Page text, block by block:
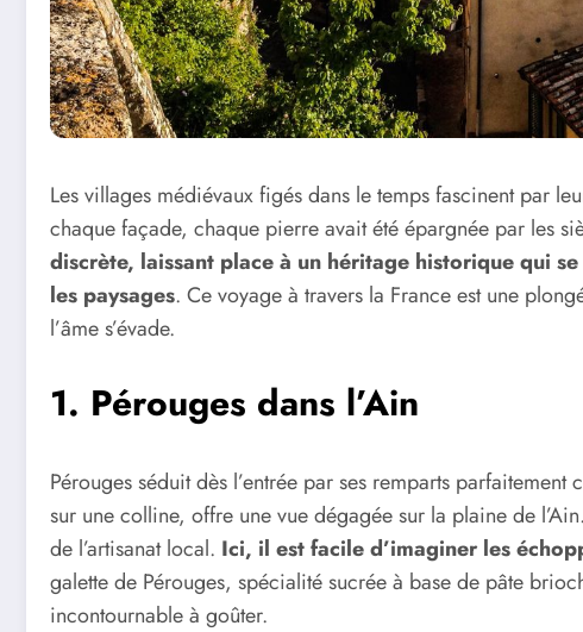
Les villages médiévaux figés dans le temps fascinent par
chaque façade, chaque pierre avait été épargnée par les
discrète, laissant place à un héritage historique qui
les paysages. Ce voyage à travers la France est une
l’âme s’évade.
1. Pérouges dans l’Ain
Pérouges séduit dès l’entrée par ses remparts
sur une colline, offre une vue dégagée sur la plaine de
de l’artisanat local. Ici, il est facile d’imaginer les
galette de Pérouges, spécialité sucrée à base de pâte
incontournable à goûter.